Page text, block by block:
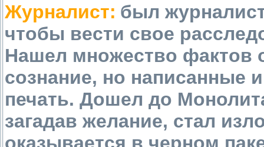
Журналист: был
чтобы вести свое
Нашел множество фактов
сознание, но написанные
печать. Дошел до
загадав желание, стал